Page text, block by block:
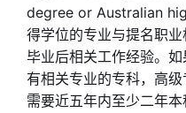
degree or Australian
得学位的专业与提名职
毕业后相关工作经验。
有相关专业的专科，高级
需要近五年内至少二年